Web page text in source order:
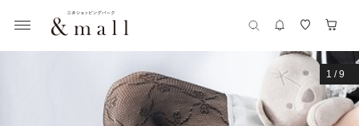
1 /9